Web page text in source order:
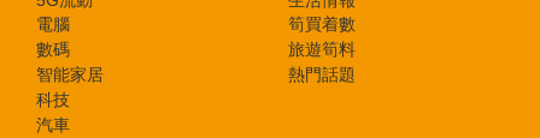
電腦
數碼
智能家居
科技
汽車
筍買着數
旅遊筍料
熱門話題